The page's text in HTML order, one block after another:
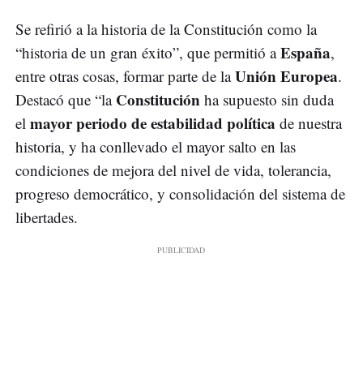
Se refirió a la historia de la Constitución como la
“historia de un gran éxito”, que permitió aEspaña,
entre otras cosas, formar parte de laUnión Europea.
Destacó que “la Constitución ha supuesto sin duda
el mayor periodo de estabilidad política de nuestra
historia, y ha conllevado el mayor salto en las
condiciones de mejora del nivel de vida, tolerancia,
progreso democrático, y consolidación del sistema de
libertades.